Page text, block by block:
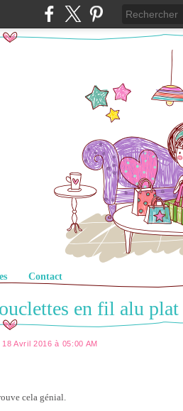
Contact
en fil alu plat
18 Avril 2016 à 05:00 AM
cela génial.